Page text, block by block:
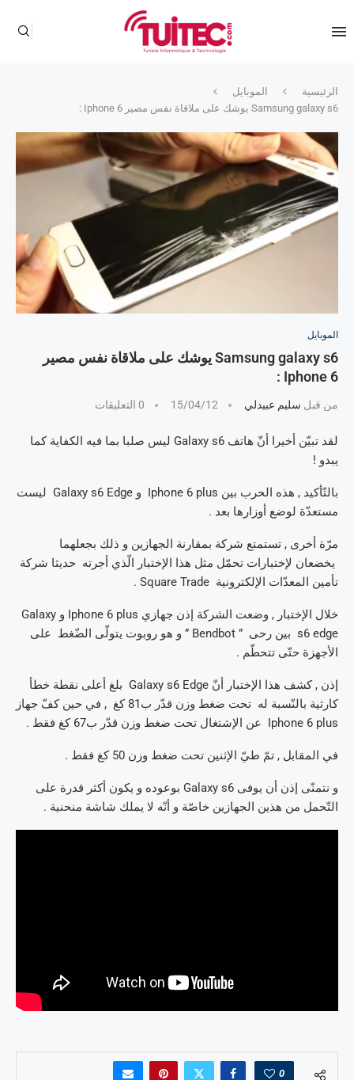
الرئيسية
الموبايل
Samsung galaxy s6 يوشك على ملاقاة نفس مصير Iphone 6 :
الموبايل
Samsung galaxy s6 يوشك على ملاقاة نفس مصير
Iphone 6 :
من قبل سليم عبيدلي 15/04/12 0 التعليقات
لقد تبيّن أخيرا أنّ هاتف Galaxy s6 ليس صلبا بما فيه الكفاية كما
يبدو !
بالتّأكيد , هذه الحرب بين Iphone 6 plus و Galaxy s6 Edge ليست
مستعدّة لوضع أوزارها بعد .
مرّة أخرى , تستمتع شركة بمقارنة الجهازين و ذلك بجعلهما
يخضعان لإختبارات تحمّل مثل هذا الإختبار الّذي أجرته حديثا شركة
تأمين المعدّات الإلكترونية Square Trade .
خلال الإختبار , وضعت الشركة إذن جهازي Iphone 6 plus و Galaxy
s6 edge بين رحى ” Bendbot ” و هو روبوت يتولّى الضّغط على
الأجهزة حتّى تتحطّم .
إذن , كشف هذا الإختبار أنّ Galaxy s6 Edge بلغ أعلى نقطة خطأ
كارثية بالنّسبة له تحت ضغط وزن قدّر ب81 كغ , في حين كفّ جهاز
Iphone 6 plus عن الإشتغال تحت ضغط وزن قدّر ب67 كغ فقط .
في المقابل , تمّ طيّ الإثنين تحت ضغط وزن 50 كغ فقط .
و نتمنّى إذن أن يوفى Galaxy s6 بوعوده و يكون أكثر قدرة على
التّحمل من هذين الجهازين خاصّة و أنّه لا يملك شاشة منحنية .
0